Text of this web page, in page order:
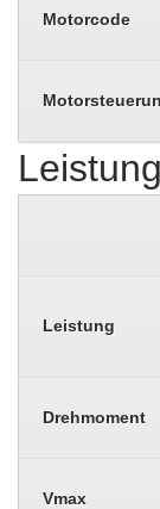
Motorcode
Leistung
Drehmoment
Vmax